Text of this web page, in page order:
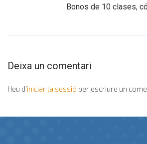
Bonos de 10 clases,
Deixa un comentari
Heu d'iniciar la sessió per escriure un